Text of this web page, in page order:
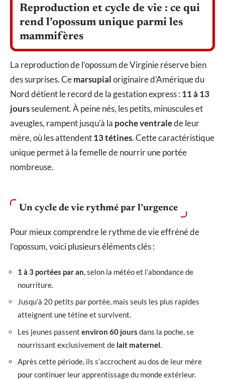
Reproduction et cycle de vie : ce qui
rend l’opossum unique parmi les
mammifères
La reproduction de l’opossum de Virginie réserve bien
des surprises. Cemarsupialoriginaire d’Amérique du
Nord détient le record de la gestation express : 11 à 13
joursseulement. À peine nés, les petits, minuscules et
aveugles, rampent jusqu’à la poche ventralede leur
mère, où les attendent13 tétines. Cette caractéristique
unique permet à la femelle de nourrir une portée
nombreuse.
Un cycle de vie rythmé par l’urgence
Pour mieux comprendre le rythme de vie effréné de
l’opossum, voici plusieurs éléments clés :
1 à 3 portées par an, selon la météo et l’abondance de
nourriture.
Jusqu’à 20 petits par portée, mais seuls les plus rapides
atteignent une tétine et survivent.
Les jeunes passent environ 60 jours dans la poche, se
nourrissant exclusivement de lait maternel.
Après cette période, ils s’accrochent au dos de leur mère
pour continuer leur apprentissage du monde extérieur.